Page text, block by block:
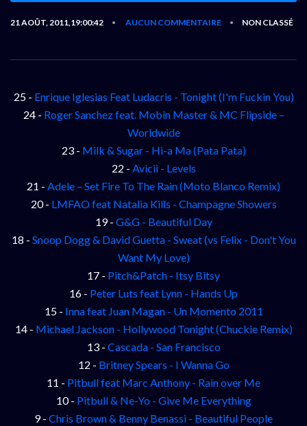
21 AOÛT, 2011,19:00:42 • AUCUN COMMENTAIRE • NON CLASSÉ
25 - Enrique Iglesias Feat Ludacris - Tonight (I'm Fuckin You)
24 - Roger Sanchez feat. Mobin Master & MC Flipside –
Worldwide
23 - Milk & Sugar - Hi-a Ma (Pata Pata)
22 - Avicii - Levels
21 - Adele – Set Fire To The Rain (Moto Blanco Remix)
20 - LMFAO feat Natalia Kills - Champagne Showers
19 - G&G - Beautiful Day
18 - Snoop Dogg & David Guetta - Sweat (vs Felix - Don't You
Want My Love)
17 - Pitch&Patch - Itsy Bitsy
16 - Peter Luts feat Lynn - Hands Up
15 - Inna feat Juan Magan - Un Momento 2011
14 - Michael Jackson - Hollywood Tonight (Chuckie Remix)
13 - Cascada - San Francisco
12 - Britney Spears - I Wanna Go
11 - Pitbull feat Marc Anthony - Rain over Me
10 - Pitbull & Ne-Yo - Give Me Everything
9 - Chris Brown & Benny Benassi - Beautiful People